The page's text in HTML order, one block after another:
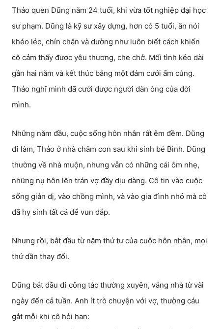
Thảo quen Dũng năm 24 tuổi, khi vừa tốt nghiệp đại học
sư phạm. Dũng là kỹ sư xây dựng, hơn cô 5 tuổi, ăn nói
khéo léo, chín chắn và dường như luôn biết cách khiến
cô cảm thấy được yêu thương, che chở. Mối tình kéo dài
gần hai năm và kết thúc bằng một đám cưới ấm cúng.
Thảo nghĩ mình đã cưới được người đàn ông của đời
mình.
Những năm đầu, cuộc sống hôn nhân rất êm đềm. Dũng
đi làm, Thảo ở nhà chăm con sau khi sinh bé Bình. Dũng
thường về nhà muộn, nhưng vẫn có những cái ôm nhẹ,
những nụ hôn lên trán vợ đầy dịu dàng. Cô tin vào cuộc
sống giản dị, vào chồng mình, và vào gia đình nhỏ mà cô
đã hy sinh tất cả để vun đắp.
Nhưng rồi, bắt đầu từ năm thứ tư của cuộc hôn nhân, mọi
thứ dần thay đổi.
Dũng bắt đầu đi công tác thường xuyên, vắng nhà từ vài
ngày đến cả tuần. Anh ít trò chuyện với vợ, thường cáu
gắt mỗi khi cô hỏi han: